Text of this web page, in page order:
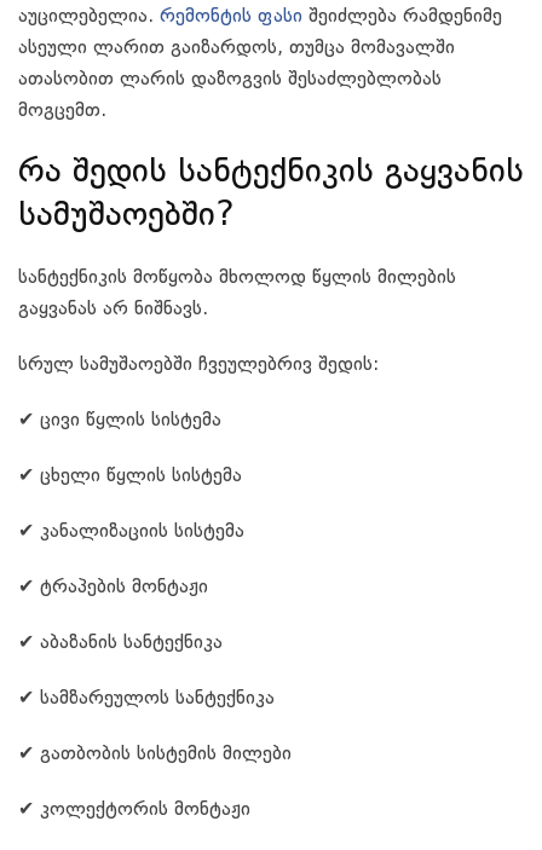
აუცილებელია. რემონტის ფასი შეიძლება რამდენიმე
ასეული ლარით გაიზარდოს, თუმცა მომავალში
ათასობით ლარის დაზოგვის შესაძლებლობას
მოგცემთ.
რა შედის სანტექნიკის გაყვანის
სამუშაოებში?
სანტექნიკის მოწყობა მხოლოდ წყლის მილების
გაყვანას არ ნიშნავს.
სრულ სამუშაოებში ჩვეულებრივ შედის:
✔ ცივი წყლის სისტემა
✔ ცხელი წყლის სისტემა
✔ კანალიზაციის სისტემა
✔ ტრაპების მონტაჟი
✔ აბაზანის სანტექნიკა
✔ სამზარეულოს სანტექნიკა
✔ გათბობის სისტემის მილები
✔ კოლექტორის მონტაჟი